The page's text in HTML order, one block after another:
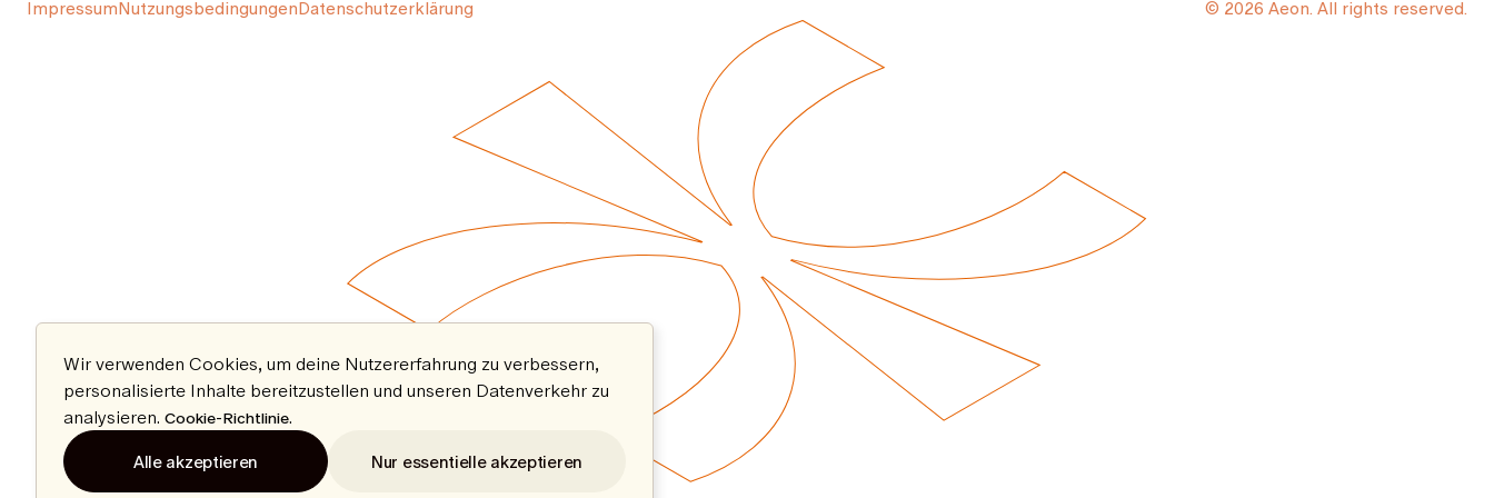
ImpressumNutzungsbedingungenDatenschutzerklärung © 2026 Aeon. All rights reserved.
Wir verwenden Cookies, um deine Nutzererfahrung zu verbessern,
personalisierte Inhalte bereitzustellen und unseren Datenverkehr zu
analysieren. Cookie-Richtlinie.
Alle akzeptieren Nur essentielle akzeptieren